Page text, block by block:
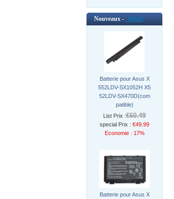
Nouveaux - [plus]
Batterie pour Asus X
552LDV-SX1052H X5
52LDV-SX470D(com
patible)
List Prix :€60.49
special Prix : €49.99
Economie : 17%
Batterie pour Asus X